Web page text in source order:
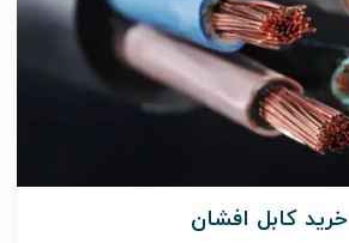
خرید کابل افشان